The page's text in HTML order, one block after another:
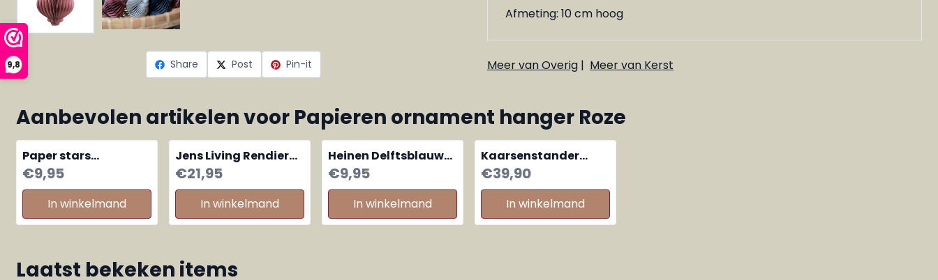
9,8 Share Post Pin-it
Afmeting: 10 cm hoog
Meer van Overig| Meer van Kerst
Aanbevolen artikelen voor Papieren ornament hanger Roze
Paper stars
Cranberry Red, set
van 2 kerststerren
Prijs: 9,95
€9,95
In winkelmand
Jens Living Rendier
led lampjes draad
zwart small
Prijs: 21,95
€21,95
In winkelmand
Heinen Delftsblauw
hanger Kariboe
rendier
Prijs: 9,95
€9,95
In winkelmand
Kaarsenstander
eikenhouten boom
Oh!
Prijs: 39,90
€39,90
In winkelmand
Laatst bekeken items